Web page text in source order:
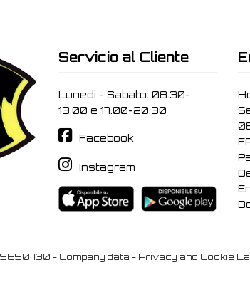
Servicio al Cliente
Lunedi - Sabato: 08.30-
13.00 e 17.00-20.30
Facebook
Instagram
- Company data - Privacy and Cookie